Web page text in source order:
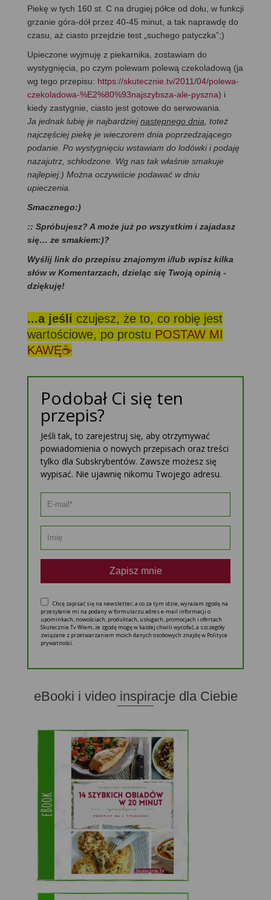
Piekę w tych 160 st. C na drugiej półce od dołu, w funkcji
grzanie góra-dół przez 40-45 minut, a tak naprawdę do
czasu, aż ciasto przejdzie test „suchego patyczka”;)
Upieczone wyjmuję z piekarnika, zostawiam do
wystygnięcia, po czym polewam polewą czekoladową (ja
wg tego przepisu: https://skutecznie.tv/2011/04/polewa-
czekoladowa-%E2%80%93najszybsza-ale-pyszna) i
kiedy zastygnie, ciasto jest gotowe do serwowania.
Ja jednak lubię je najbardziejnastępnego dnia , toteż
najczęściej piekę je wieczorem dnia poprzedzającego
podanie. Po wystygnięciu wstawiam do lodówki i podaję
nazajutrz, schłodzone. Wg nas tak właśnie smakuje
najlepiej:) Można oczywiście podawać w dniu
upieczenia.
Smacznego:)
:: Spróbujesz? A może już po wszystkim i zajadasz
się… ze smakiem:)?
Wyślij link do przepisu znajomym i/lub wpisz kilka
słów w Komentarzach, dzieląc się Twoją opinią -
dziękuję!
...a jeśli czujesz, że to, co robię jest
wartościowe, po prostu POSTAW MI
KAWĘ☕
Podobał Ci się ten
przepis?
Jeśli tak, to zarejestruj się, aby otrzymywać
powiadomienia o nowych przepisach oraz treści
tylko dla Subskrybentów. Zawsze możesz się
wypisać. Nie ujawnię nikomu Twojego adresu.
Zapisz mnie
Chcę zapisać się na newsletter, a co za tym idzie, wyrażam zgodę na
przesyłanie mi na podany w formularzu adres e-mail informacji o
upominkach, nowościach, produktach, usługach, promocjach i ofertach
Skutecznie.Tv Wiem, że zgodę mogę w każdej chwili wycofać, a szczegóły
związane z przetwarzaniem moich danych osobowych znajdę w Polityce
prywatności.
eBooki i video inspiracje dla Ciebie